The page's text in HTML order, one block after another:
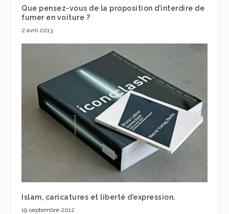
Que pensez-vous de la proposition d’interdire de
fumer en voiture ?
2 avril 2013
Islam, caricatures et liberté d’expression.
19 septembre 2012